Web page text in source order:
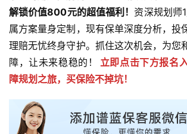
解锁价值800元的超值福利！ 资深规划师
属方案量身定制，现有保单深度分析，投
理赔无忧终身守护。抓住这次机会，为您
障，让未来稳稳的！
立即点击下方报名
障规划之旅，买保险不掉坑！